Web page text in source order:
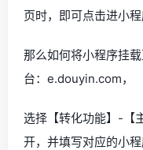
页时，即可点击进小程
那么如何将小程序挂
台：e.douyin.com，
选择【转化功能】-【
开，并填写对应的小